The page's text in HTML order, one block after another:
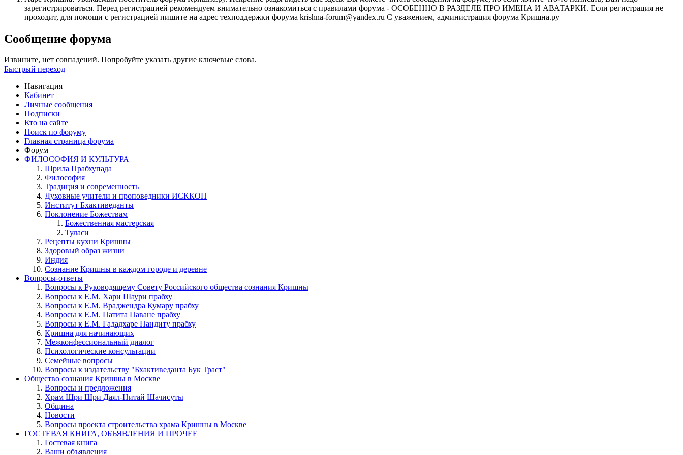
зарегистрироваться. Перед регистрацией рекомендуем внимательно ознакомиться с правилами форума - ОСОБЕННО В РАЗДЕЛЕ ПРО ИМЕНА И АВАТАРКИ. Если регистрация не
проходит, для помощи с регистрацией пишите на адрес техподдержки форума krishna-forum@yandex.ru С уважением, администрация форума Кришна.ру
Сообщение форума
Извините, нет совпадений. Попробуйте указать другие ключевые слова.
Быстрый переход
Навигация
Кабинет
Личные сообщения
Подписки
Кто на сайте
Поиск по форуму
Главная страница форума
Форум
ФИЛОСОФИЯ И КУЛЬТУРА
Шрила Прабхупада
Философия
Традиция и современность
Духовные учители и проповедники ИСККОН
Институт Бхактиведанты
Поклонение Божествам
Божественная мастерская
Туласи
Рецепты кухни Кришны
Здоровый образ жизни
Индия
Сознание Кришны в каждом городе и деревне
Вопросы-ответы
Вопросы к Руководящему Совету Российского общества сознания Кришны
Вопросы к Е.М. Хари Шаури прабху
Вопросы к Е.М. Враджендра Кумару прабху
Вопросы к Е.М. Патита Паване прабху
Вопросы к Е.М. Гададхаре Пандиту прабху
Кришна для начинающих
Межконфессиональный диалог
Психологические консультации
Семейные вопросы
Вопросы к издательству "Бхактиведанта Бук Траст"
Общество сознания Кришны в Москве
Вопросы и предложения
Храм Шри Шри Даял-Нитай Шачисуты
Община
Новости
Вопросы проекта строительства храма Кришны в Москве
ГОСТЕВАЯ КНИГА, ОБЪЯВЛЕНИЯ И ПРОЧЕЕ
Гостевая книга
Ваши объявления